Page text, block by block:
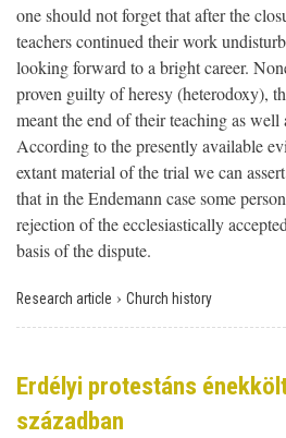
one should not forget that after the
teachers continued their work
looking forward to a bright career.
proven guilty of heresy (heterodoxy),
meant the end of their teaching as well
According to the presently available
extant material of the trial we can
that in the Endemann case some
rejection of the ecclesiastically
basis of the dispute.
Research article › Church history
Erdélyi protestáns
században